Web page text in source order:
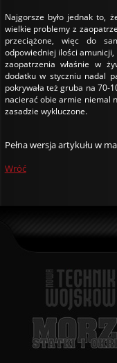
Najgorsze było jednak to,
wielkie problemy z
przeciążone, więc do
odpowiedniej ilości amunicji,
zaopatrzenia właśnie w
dodatku w styczniu nadal
pokrywała też gruba na 70-
nacierać obie armie niemal
zasadzie wykluczone.
Pełna wersja artykułu w
Wróć